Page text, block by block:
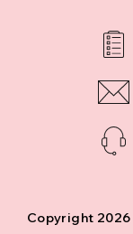
Copyright 2026